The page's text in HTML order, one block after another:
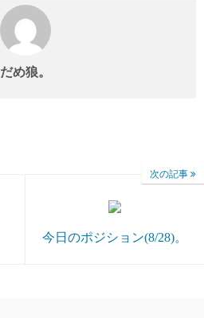
だめ狼。
次の記事
今日のポジション(8/28)。